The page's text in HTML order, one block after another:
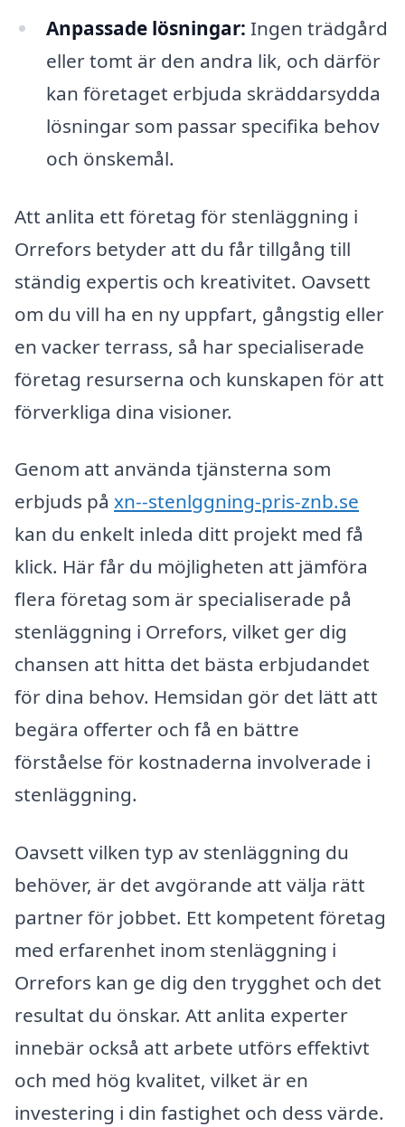
Anpassade lösningar: Ingen trädgård
eller tomt är den andra lik, och därför
kan företaget erbjuda skräddarsydda
lösningar som passar specifika behov
och önskemål.
Att anlita ett företag för stenläggning i
Orrefors betyder att du får tillgång till
ständig expertis och kreativitet. Oavsett
om du vill ha en ny uppfart, gångstig eller
en vacker terrass, så har specialiserade
företag resurserna och kunskapen för att
förverkliga dina visioner.
Genom att använda tjänsterna som
erbjuds på xn--stenlggning-pris-znb.se
kan du enkelt inleda ditt projekt med få
klick. Här får du möjligheten att jämföra
flera företag som är specialiserade på
stenläggning i Orrefors, vilket ger dig
chansen att hitta det bästa erbjudandet
för dina behov. Hemsidan gör det lätt att
begära offerter och få en bättre
förståelse för kostnaderna involverade i
stenläggning.
Oavsett vilken typ av stenläggning du
behöver, är det avgörande att välja rätt
partner för jobbet. Ett kompetent företag
med erfarenhet inom stenläggning i
Orrefors kan ge dig den trygghet och det
resultat du önskar. Att anlita experter
innebär också att arbete utförs effektivt
och med hög kvalitet, vilket är en
investering i din fastighet och dess värde.